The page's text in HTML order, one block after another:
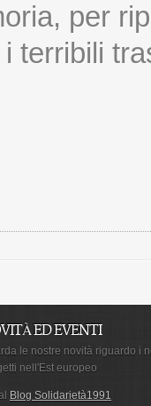
per
terribili
ED EVENTI
le nostre novità riguardo i
nell'Est europeo
Blog Solidarietà1991